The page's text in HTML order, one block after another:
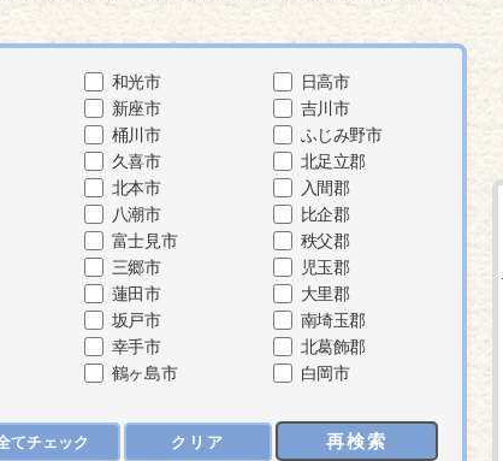
和光市
新座市
桶川市
久喜市
北本市
八潮市
富士見市
三郷市
蓮田市
坂戸市
幸手市
鶴ヶ島市
日高市
吉川市
ふじみ野市
北足立郡
入間郡
比企郡
秩父郡
児玉郡
大里郡
南埼玉郡
北葛飾郡
白岡市
てチェック クリア 再検索